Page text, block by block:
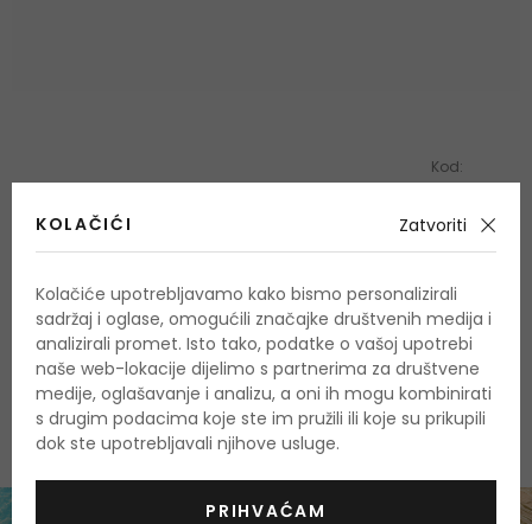
Kod:
Nažalost, ovaj proizvod trenutno nije dostupan
Zašto kupovati kod nas?
100 % originalni proizvodi
Najbolje cijene na tržištu
Brza i pouzdana dostava
KOLAČIĆI Zatvoriti
Kolačiće upotrebljavamo kako bismo personalizirali
sadržaj i oglase, omogućili značajke društvenih medija i
analizirali promet. Isto tako, podatke o vašoj upotrebi
naše web-lokacije dijelimo s partnerima za društvene
medije, oglašavanje i analizu, a oni ih mogu kombinirati
s drugim podacima koje ste im pružili ili koje su prikupili
dok ste upotrebljavali njihove usluge.
PRIHVAĆAM